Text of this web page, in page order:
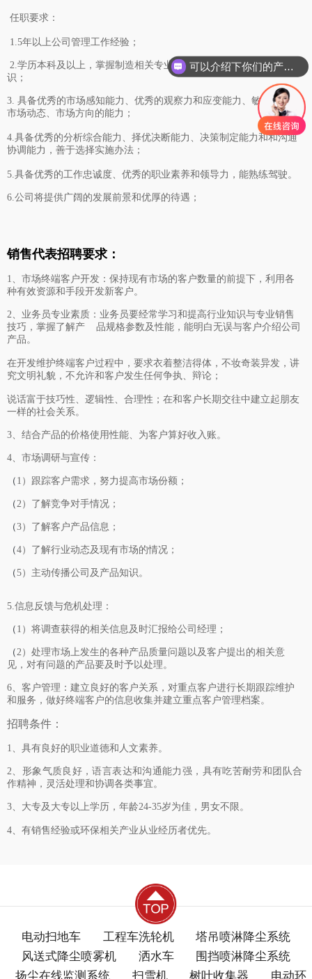
任职要求：
1. 5年以上公司 管理工作经验；
2.学历本科及以上，掌握制造相关专业、质量管理、技术管理等知
识；
3. 具备优秀的市场感知能力、优秀的观察力和应变能力、敏锐地把握
市场动态、市场方向的能力；
4.具备优秀的分析综合能力、择优决断能力、决策制定能力和和沟通
协调能力，善于选择实施办法；
5.具备优秀的工作忠诚度、优秀的职业素养和领导力，能熟练驾驶。
6.公司将提供广阔的发展前景和优厚的待遇 ；
销售代表招聘要求：
1、市场终端客户开发：保持现有市场的客户数量的前提下，利用各
种有效资源和手段开发新客户。
2、业务员专业素质：业务员要经常学习和提高行业知识与专业销售
技巧，掌握了解产 品规格参数及性能，能明白无误与客户介绍公司
产品。
在开发维护终端客户过程中，要求衣着整洁得体，不妆奇装异发，讲
究文明礼貌，不允许和客户发生任何争执、辩论；
说话富于技巧性、逻辑性、合理性；在和客户长期交往中建立起朋友
一样的社会关系。
3、结合产品的价格使用性能、为客户算好收入账。
4、市场调研与宣传：
（ 1）跟踪客户需求，努力提高市场份额；
（ 2）了解竞争对手情况；
（3）了解客户产品信息；
（4）了解行业动态及现有市场的情况；
（5）主动传播公司及产品知识。
5.信息反馈与危机处理：
（ 1）将调查获得的相关信息及时汇报给公司经理；
（ 2）处理市场上发生的各种产品质量问题以及客户提出的相关意
见，对有问题的产品要及时予以处理。
6、客户管理：建立良好的客户关系，对重点客户进行长期跟踪维护
和服务，做好终端客户的信息收集并建立重点客户管理档案。
招聘条件：
1、 具有良好的职业道德和人文素养。
2、 形象气质良好，语言表达和沟通能力强，具有吃苦耐劳和团队合
作精神，灵活处理和协调各类事宜。
3、 大专及大专以上学历，年龄24-35岁为佳，男女不限。
4、 有销售经验或环保相关产业从业经历者优先。
电动扫地车 工程车洗轮机
塔吊喷淋降尘系统
风送式降尘喷雾机
洒水车
围挡喷淋降尘系统
扬尘在线监测系统
扫雪机 树叶收集器 电动环
可以介绍下你们的产品么